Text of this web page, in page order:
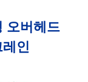
오버헤드
인